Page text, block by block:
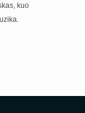
kuo